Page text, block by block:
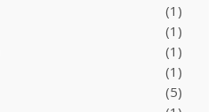
(1)
(1)
(1)
(1)
(5)